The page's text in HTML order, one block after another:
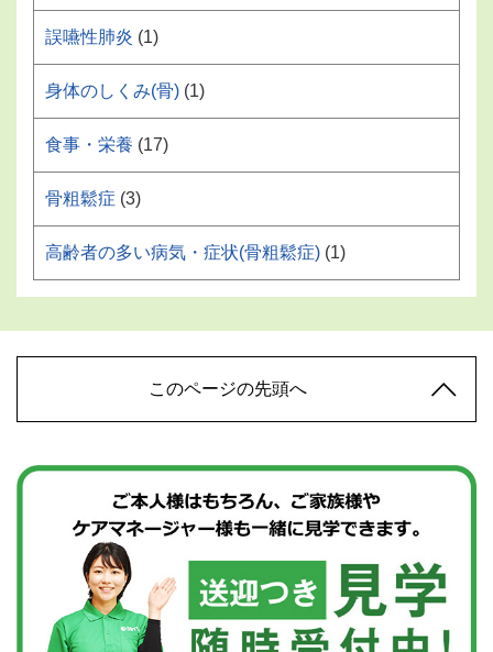
誤嚥性肺炎 (1)
身体のしくみ(骨) (1)
食事・栄養 (17)
骨粗鬆症 (3)
高齢者の多い病気・症状(骨粗鬆症) (1)
このページの先頭へ